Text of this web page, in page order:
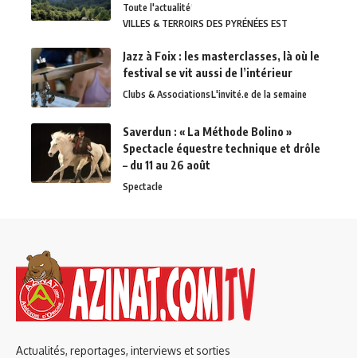
Toute l'actualité
VILLES & TERROIRS DES PYRÉNÉES EST
Jazz à Foix : les masterclasses, là où le
festival se vit aussi de l’intérieur
Clubs & AssociationsL'invité.e de la semaine
Saverdun : « La Méthode Bolino »
Spectacle équestre technique et drôle
– du 11 au 26 août
Spectacle
Actualités, reportages, interviews et sorties